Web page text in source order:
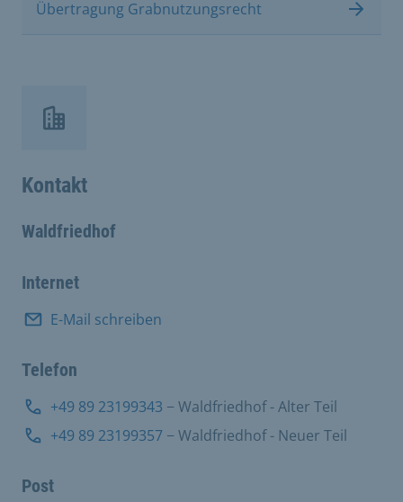
Übertragung Grabnutzungsrecht
Kontakt
Waldfriedhof
Internet
E-Mail schreiben
Telefon
+49 89 23199343 − Waldfriedhof - Alter Teil
+49 89 23199357 − Waldfriedhof - Neuer Teil
Post